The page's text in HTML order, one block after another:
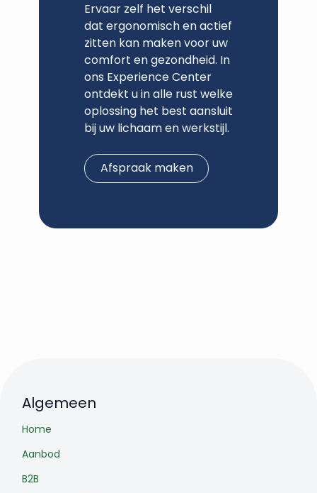
Ervaar zelf het verschil
dat ergonomisch en actief
zitten kan maken voor uw
comfort en gezondheid. In
ons Experience Center
ontdekt u in alle rust welke
oplossing het best aansluit
bij uw lichaam en werkstijl.
Afspraak maken
Algemeen
Home
Aanbod
B2B